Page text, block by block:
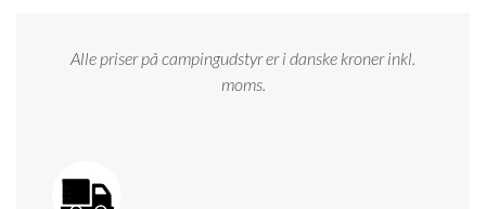
Isabella weekend- og vinterfortelte
GPS tracker til autocamper og campingvogn
Handelsbetingelser - webshop
Persondata
Alle priser på campingudstyr er i danske kroner inkl.
moms.